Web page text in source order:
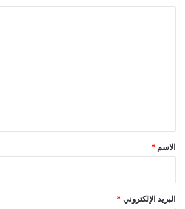
*
الاسم *
البريد الإلكتروني *